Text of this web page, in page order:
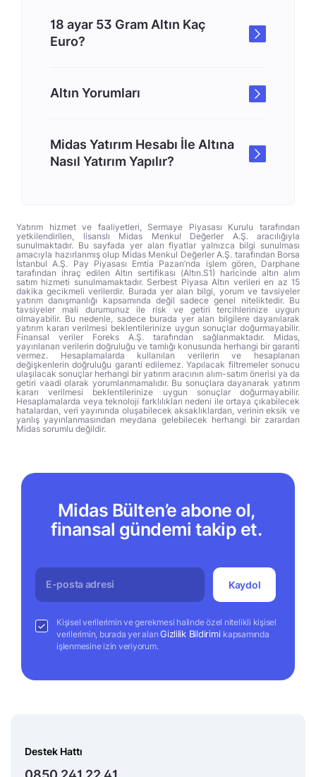
18 ayar 53 Gram Altın Kaç
Euro?
Altın Yorumları
Midas Yatırım Hesabı İle Altına
Nasıl Yatırım Yapılır?
Yatırım hizmet ve faaliyetleri, Sermaye Piyasası Kurulu tarafından
yetkilendirilen, lisanslı Midas Menkul Değerler A.Ş. aracılığıyla
sunulmaktadır. Bu sayfada yer alan fiyatlar yalnızca bilgi sunulması
amacıyla hazırlanmış olup Midas Menkul Değerler A.Ş. tarafından Borsa
İstanbul A.Ş. Pay Piyasası Emtia Pazarı’nda işlem gören, Darphane
tarafından ihraç edilen Altın sertifikası (Altın.S1) haricinde altın alım
satım hizmeti sunulmamaktadır. Serbest Piyasa Altın verileri en az 15
dakika gecikmeli verilerdir. Burada yer alan bilgi, yorum ve tavsiyeler
yatırım danışmanlığı kapsamında değil sadece genel niteliktedir. Bu
tavsiyeler mali durumunuz ile risk ve getiri tercihlerinize uygun
olmayabilir. Bu nedenle, sadece burada yer alan bilgilere dayanılarak
yatırım kararı verilmesi beklentilerinize uygun sonuçlar doğurmayabilir.
Finansal veriler Foreks A.Ş. tarafından sağlanmaktadır. Midas,
yayınlanan verilerin doğruluğu ve tamlığı konusunda herhangi bir garanti
vermez. Hesaplamalarda kullanılan verilerin ve hesaplanan
değişkenlerin doğruluğu garanti edilemez. Yapılacak filtremeler sonucu
ulaşılacak sonuçlar herhangi bir yatırım aracının alım-satım önerisi ya da
getiri vaadi olarak yorumlanmamalıdır. Bu sonuçlara dayanarak yatırım
kararı verilmesi beklentilerinize uygun sonuçlar doğurmayabilir.
Hesaplamalarda veya teknoloji farklılıkları nedeni ile ortaya çıkabilecek
hatalardan, veri yayınında oluşabilecek aksaklıklardan, verinin eksik ve
yanlış yayınlanmasından meydana gelebilecek herhangi bir zarardan
Midas sorumlu değildir.
Midas Bülten’e abone ol,
finansal gündemi takip et.
Kaydol
Kişisel verilerimin ve gerekmesi halinde özel nitelikli kişisel
verilerimin, burada yer alanGizlilik Bildirimi kapsamında
işlenmesine izin veriyorum.
Destek Hattı